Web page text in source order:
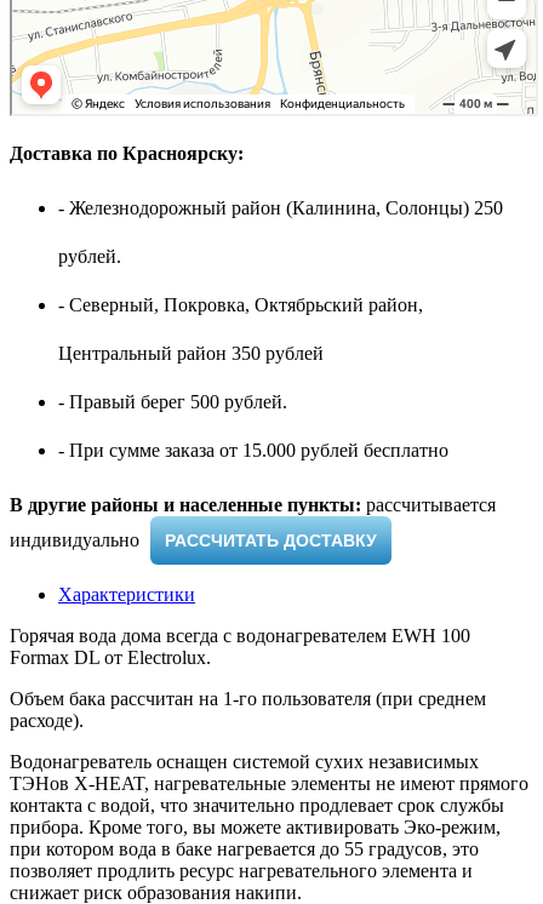
Доставка по Красноярску:
- Железнодорожный район (Калинина, Солонцы) 250
рублей.
- Северный, Покровка, Октябрьский район,
Центральный район 350 рублей
- Правый берег 500 рублей.
- При сумме заказа от 15.000 рублей бесплатно
В другие районы и населенные пункты: рассчитывается
индивидуально ​
РАССЧИТАТЬ ДОСТАВКУ
Характеристики
Горячая вода дома всегда с водонагревателем EWH 100
Formax DL от Electrolux.
Объем бака рассчитан на 1-го пользователя (при среднем
расходе).
Водонагреватель оснащен системой сухих независимых
ТЭНов X-HEAT, нагревательные элементы не имеют прямого
контакта с водой, что значительно продлевает срок службы
прибора. Кроме того, вы можете активировать Эко-режим,
при котором вода в баке нагревается до 55 градусов, это
позволяет продлить ресурс нагревательного элемента и
снижает риск образования накипи.